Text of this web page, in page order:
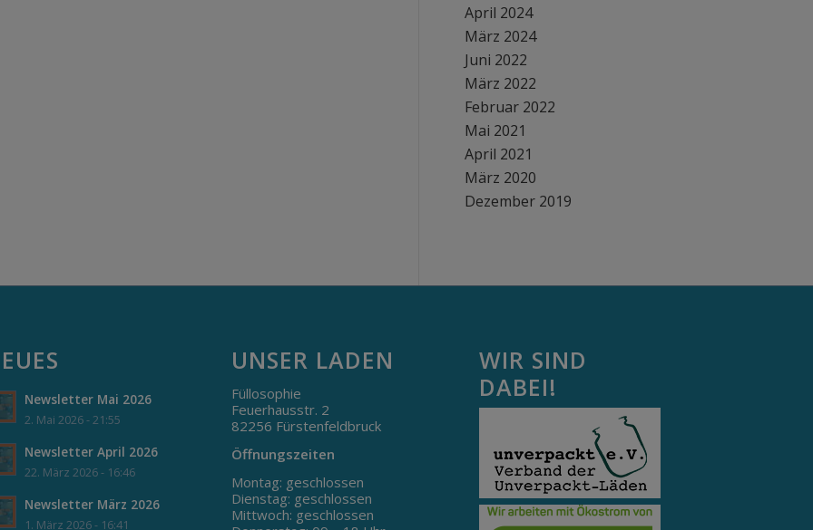
April 2024
März 2024
Juni 2022
März 2022
Februar 2022
Mai 2021
April 2021
März 2020
Dezember 2019
Newsletter Mai 2026
2. Mai 2026 - 21:55
Newsletter April 2026
22. März 2026 - 16:46
Newsletter März 2026
1. März 2026 - 16:41
UNSER LADEN
Füllosophie
Feuerhausstr. 2
82256 Fürstenfeldbruck
Öffnungszeiten
Montag: geschlossen
Dienstag: geschlossen
Mittwoch: geschlossen
WIR SIND
DABEI!